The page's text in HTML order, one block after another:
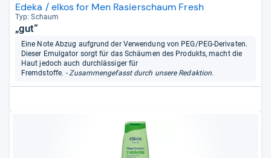
Edeka / elkos for Men Rasierschaum Fresh
Typ: Schaum
„gut“
Eine Note Abzug aufgrund der Verwendung von PEG/PEG-Derivaten.
Dieser Emulgator sorgt für das Schäumen des Produkts, macht die
Haut jedoch auch durchlässiger für
Fremdstoffe. - Zusammengefasst durch unsere Redaktion.